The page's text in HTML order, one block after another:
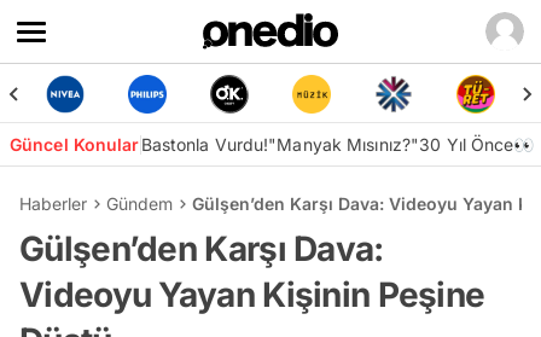
Güncel KonularBastonla Vurdu!"Manyak Mısınız?"30 Yıl Önce👀
Haberler Gündem Gülşen’den Karşı Dava: Videoyu Yayan
Gülşen’den Karşı Dava:
Videoyu Yayan Kişinin Peşine